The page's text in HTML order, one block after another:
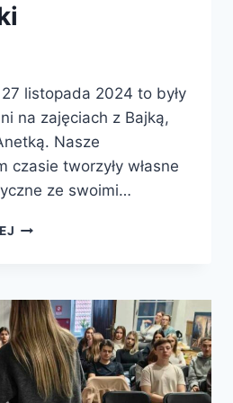
listopada 2024 to były
na zajęciach z Bajką,
Nasze
czasie tworzyły własne
ze swoimi…
2024.10.30-